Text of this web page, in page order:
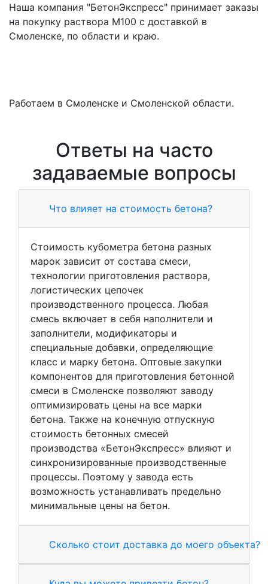
Наша компания "БетонЭкспресс" принимает заказы
на покупку раствора M100 с доставкой в
Смоленске, по области и краю.
Работаем в Смоленске и Смоленской области.
Ответы на часто
задаваемые вопросы
Что влияет на стоимость бетона?
Стоимость кубометра бетона разных
марок зависит от состава смеси,
технологии приготовления раствора,
логистических цепочек
производственного процесса. Любая
смесь включает в себя наполнители и
заполнители, модификаторы и
специальные добавки, определяющие
класс и марку бетона. Оптовые закупки
компонентов для приготовления бетонной
смеси в Смоленске позволяют заводу
оптимизировать цены на все марки
бетона. Также на конечную отпускную
стоимость бетонных смесей
производства «БетонЭкспресс» влияют и
синхронизированные производственные
процессы. Поэтому у завода есть
возможность устанавливать предельно
минимальные цены на бетон.
Сколько стоит доставка до моего объекта?